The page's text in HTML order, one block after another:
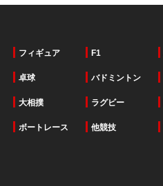
フィギュア F1
卓球 バドミントン
大相撲 ラグビー
ボートレース 他競技